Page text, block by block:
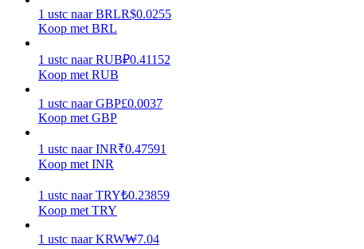
Handelsstrategieën
Verdienen
1 ustc naar BRLR$0.0255
Koop met BRL
1 ustc naar RUB₽0.41152
Koop met RUB
1 ustc naar GBP£0.0037
Koop met GBP
1 ustc naar INR₹0.47591
Koop met INR
1 ustc naar TRY₺0.23859
Koop met TRY
1 ustc naar KRW₩7.04